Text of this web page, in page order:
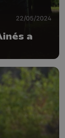
22/05/2024
a